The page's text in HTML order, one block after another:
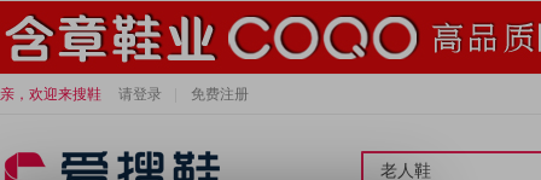
亲，欢迎来搜鞋 请登录 免费注册